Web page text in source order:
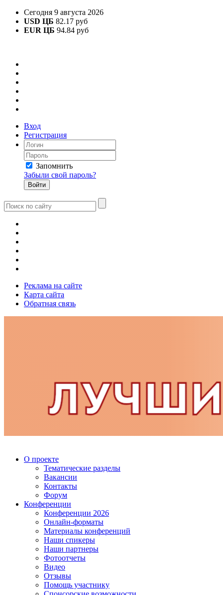
Сегодня 9 августа 2026
USD ЦБ 82.17 руб
EUR ЦБ 94.84 руб
Вход
Регистрация
Запомнить
Забыли свой пароль?
Реклама на сайте
Карта сайта
Обратная связь
О проекте
Тематические разделы
Вакансии
Контакты
Форум
Конференции
Конференции 2026
Онлайн-форматы
Материалы конференций
Наши спикеры
Наши партнеры
Фотоотчеты
Видео
Отзывы
Помощь участнику